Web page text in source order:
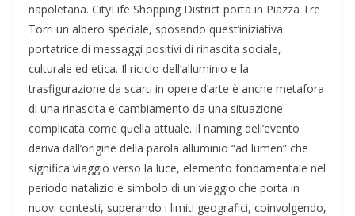
napoletana. CityLife Shopping District porta in Piazza Tre
Torri un albero speciale, sposando quest’iniziativa
portatrice di messaggi positivi di rinascita sociale,
culturale ed etica. Il riciclo dell’alluminio e la
trasfigurazione da scarti in opere d’arte è anche metafora
di una rinascita e cambiamento da una situazione
complicata come quella attuale. Il naming dell’evento
deriva dall’origine della parola alluminio “ad lumen” che
significa viaggio verso la luce, elemento fondamentale nel
periodo natalizio e simbolo di un viaggio che porta in
nuovi contesti, superando i limiti geografici, coinvolgendo,